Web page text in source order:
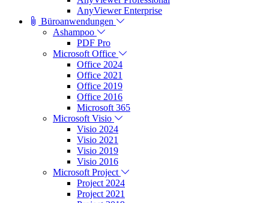
AnyViewer Enterprise
Büroanwendungen
Ashampoo
PDF Pro
Microsoft Office
Office 2024
Office 2021
Office 2019
Office 2016
Microsoft 365
Microsoft Visio
Visio 2024
Visio 2021
Visio 2019
Visio 2016
Microsoft Project
Project 2024
Project 2021